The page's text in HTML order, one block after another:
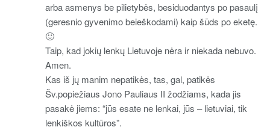
arba asmenys be pilietybės, besiduodantys po pasaulį
(geresnio gyvenimo beieškodami) kaip šūds po eketę.
🙂
Taip, kad jokių lenkų Lietuvoje nėra ir niekada nebuvo.
Amen.
Kas iš jų manim nepatikės, tas, gal, patikės
Šv.popiežiaus Jono Pauliaus II žodžiams, kada jis
pasakė jiems: “jūs esate ne lenkai, jūs – lietuviai, tik
lenkiškos kultūros”.